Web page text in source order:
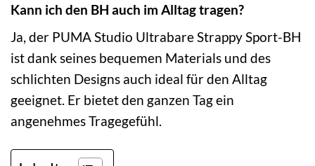
Kann ich den BH auch im Alltag tragen?
Ja, der PUMA Studio Ultrabare Strappy Sport-BH
ist dank seines bequemen Materials und des
schlichten Designs auch ideal für den Alltag
geeignet. Er bietet den ganzen Tag ein
angenehmes Tragegefühl.